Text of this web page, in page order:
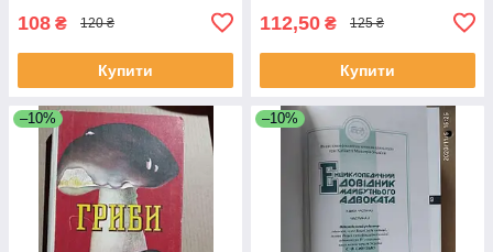
108 ₴ 120 ₴
Купити
112,50 ₴ 125 ₴
Купити
–10% –10%